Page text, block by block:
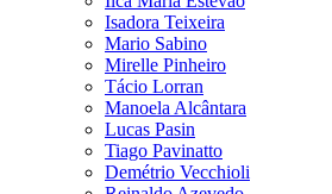
Isadora Teixeira
Mario Sabino
Mirelle Pinheiro
Tácio Lorran
Manoela Alcântara
Lucas Pasin
Tiago Pavinatto
Demétrio Vecchioli